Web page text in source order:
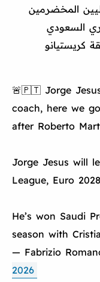
المخضرمين
السعودي
كريستيانو
🚨🇵🇹 Jorge
coach, here we
after Roberto
Jorge Jesus will
League, Euro
He’s won Saudi
season with
— Fabrizio
2026